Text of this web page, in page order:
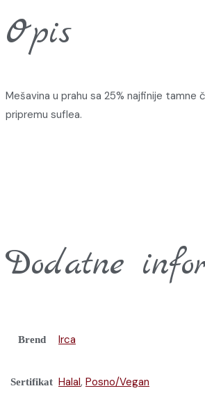
Opis
Mešavina u prahu sa 25% najfinije tamne
pripremu suflea.
Dodatne
Brend Irca
Sertifikat Halal, Posno/Vegan